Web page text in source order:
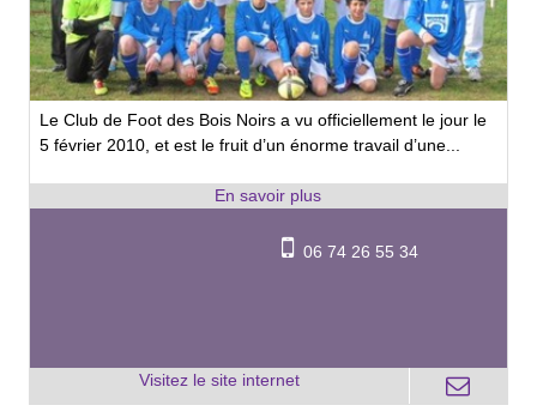
Le Club de Foot des Bois Noirs a vu officiellement le jour le
5 février 2010, et est le fruit d’un énorme travail d’une...
06 74 26 55 34